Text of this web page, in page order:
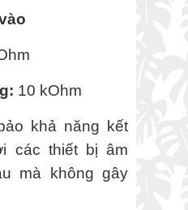
10 kOhm
khả năng kết
các thiết bị âm
mà không gây